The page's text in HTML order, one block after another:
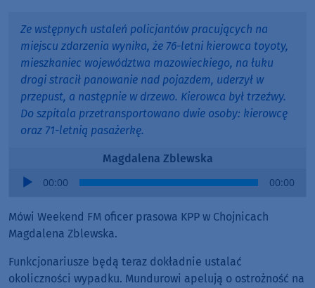
Ze wstępnych ustaleń policjantów pracujących na
miejscu zdarzenia wynika, że 76-letni kierowca toyoty,
mieszkaniec województwa mazowieckiego, na łuku
drogi stracił panowanie nad pojazdem, uderzył w
przepust, a następnie w drzewo. Kierowca był trzeźwy.
Do szpitala przetransportowano dwie osoby: kierowcę
oraz 71-letnią pasażerkę.
Magdalena Zblewska
Audio
00:00 00:00
Mówi Weekend FM oficer prasowa KPP w Chojnicach
Magdalena Zblewska.
Funkcjonariusze będą teraz dokładnie ustalać
okoliczności wypadku. Mundurowi apelują o ostrożność na